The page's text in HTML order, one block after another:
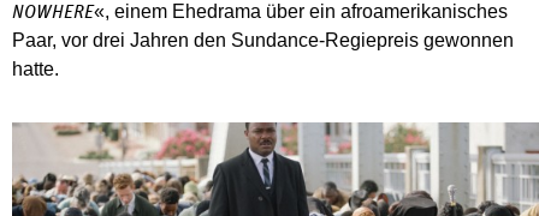
NOWHERE«, einem Ehedrama über ein afro­amerikanisches
Paar, vor drei Jahren den Sundance-Regiepreis gewonnen
hatte.